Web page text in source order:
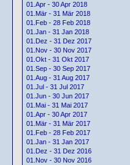
01.Apr - 30 Apr 2018
01.Mär - 31 Mär 2018
01.Feb - 28 Feb 2018
01.Jan - 31 Jan 2018
01.Dez - 31 Dez 2017
01.Nov - 30 Nov 2017
01.Okt - 31 Okt 2017
01.Sep - 30 Sep 2017
01.Aug - 31 Aug 2017
01.Jul - 31 Jul 2017
01.Jun - 30 Jun 2017
01.Mai - 31 Mai 2017
01.Apr - 30 Apr 2017
01.Mär - 31 Mär 2017
01.Feb - 28 Feb 2017
01.Jan - 31 Jan 2017
01.Dez - 31 Dez 2016
01.Nov - 30 Nov 2016